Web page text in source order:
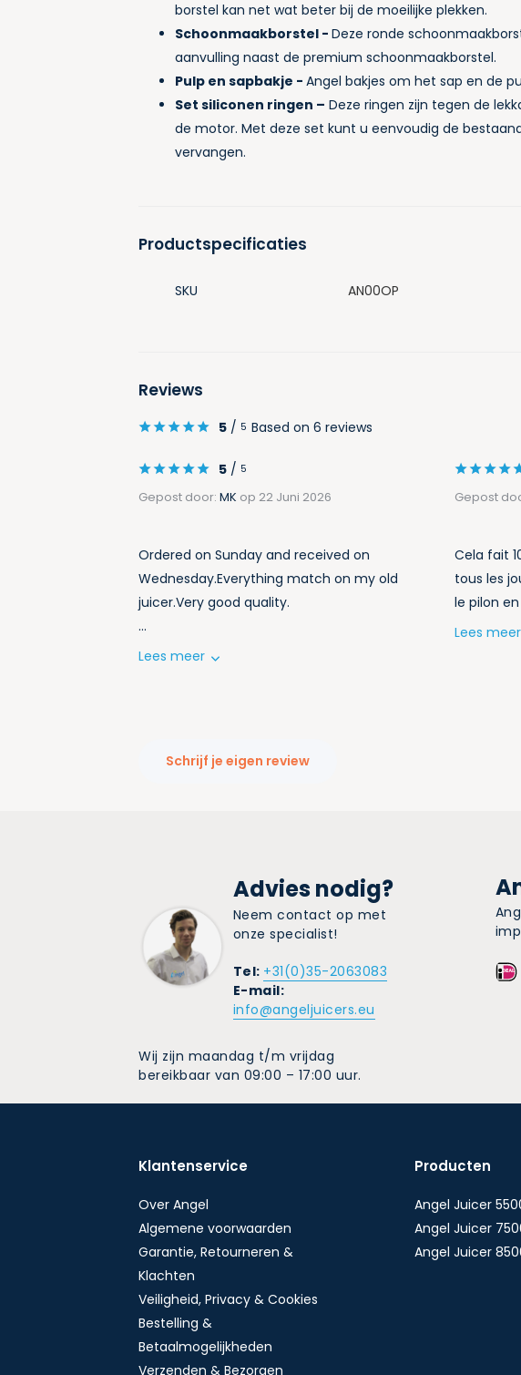
borstel kan net wat beter bij de moeilijke plekken.
Schoonmaakborstel - Deze ronde
aanvulling naast de premium schoonmaakborstel.
Pulp en sapbakje - Angel bakjes om het sap en de
Set siliconen ringen – Deze ringen zijn tegen de
de motor. Met deze set kunt u eenvoudig de
vervangen.
Productspecificaties
SKU AN00OP
Reviews
5 / 5 Based on 6 reviews
5 / 5
Gepost door: MK op 22 Juni 2026
Ordered on Sunday and received on
Wednesday.Everything match on my old
juicer.Very good quality.
...
Lees meer
Gepost
Cela fait
tous les
le pilon
Lees meer
Schrijf je eigen review
Advies nodig?
Neem contact op met
onze specialist!
Tel: +31(0)35-2063083
E-mail:
info@angeljuicers.eu
Wij zijn maandag t/m vrijdag
bereikbaar van 09:00 – 17:00 uur.
Klantenservice
Over Angel
Algemene voorwaarden
Garantie, Retourneren &
Klachten
Veiligheid, Privacy & Cookies
Bestelling &
Betaalmogelijkheden
Verzenden & Bezorgen
Producten
Angel Juicer
Angel Juicer
Angel Juicer